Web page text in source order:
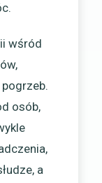
wśród
osób,
a